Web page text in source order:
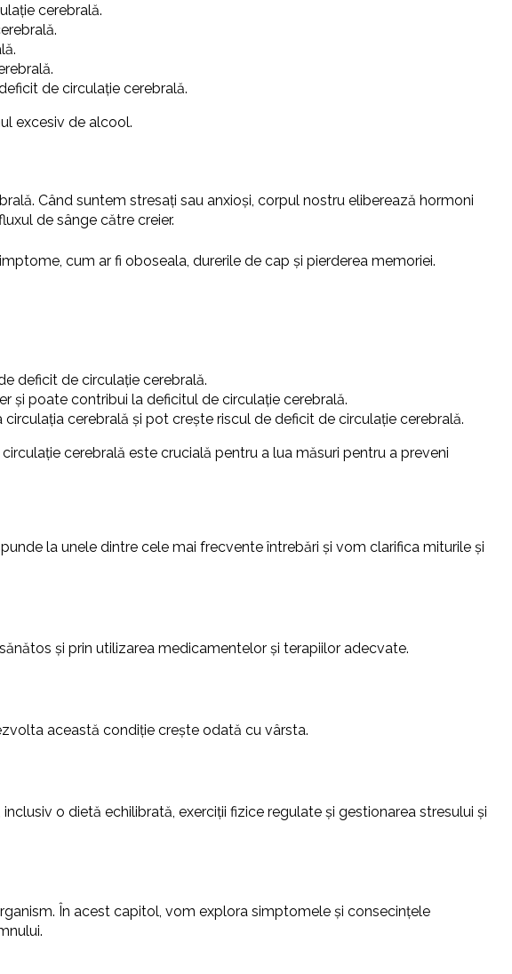
cerebrală.
de circulație cerebrală.
excesiv de alcool.
Când suntem stresați sau anxioși, corpul nostru eliberează hormoni
de sânge către creier.
cum ar fi oboseala, durerile de cap și pierderea memoriei.
deficit de circulație cerebrală.
și poate contribui la deficitul de circulație cerebrală.
cerebrală și pot crește riscul de deficit de circulație cerebrală.
cerebrală este crucială pentru a lua măsuri pentru a preveni
la unele dintre cele mai frecvente întrebări și vom clarifica miturile și
și prin utilizarea medicamentelor și terapiilor adecvate.
această condiție crește odată cu vârsta.
o dietă echilibrată, exerciții fizice regulate și gestionarea stresului și
În acest capitol, vom explora simptomele și consecințele